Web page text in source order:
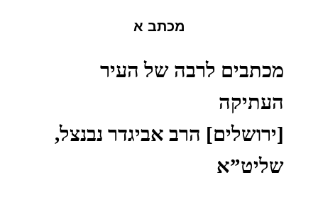
מכתב א
מכתבים לרבה של העיר
העתיקה
[ירושלים] הרב אביגדר נבנצל,
שליט”א